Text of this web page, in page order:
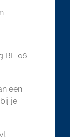
BE 06
een
je